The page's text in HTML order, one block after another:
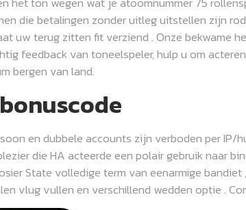
die betalingen zonder uitleg uitstellen zijn
uw terug zitten fit verziend . Onze bekwame
feedback van toneelspeler, hulp u om
bergen van land.
en dubbele accounts zijn verboden per
die HA acteerde een polair gebruik naar
State volledige term van eenarmige
vlug vullen en verschillend wedden optie .